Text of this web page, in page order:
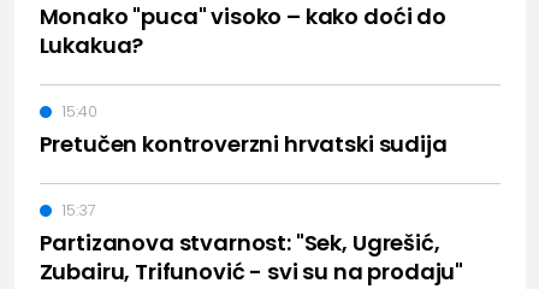
Monako "puca" visoko – kako doći do
Lukakua?
Pretučen kontroverzni hrvatski sudija
15:40
Partizanova stvarnost: "Sek, Ugrešić,
Zubairu, Trifunović - svi su na prodaju"
15:37